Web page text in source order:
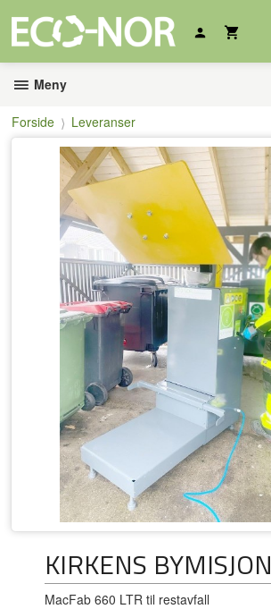
innholdet
Meny
Forside Leveranser
KIRKENS BYMISJON
MacFab 660 LTR til restavfall